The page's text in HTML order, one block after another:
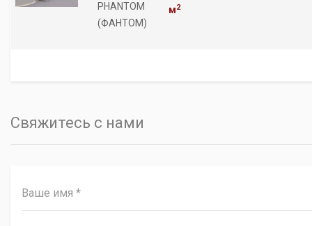
PHANTOM
(ФАНТОМ)
м2
Свяжитесь с нами